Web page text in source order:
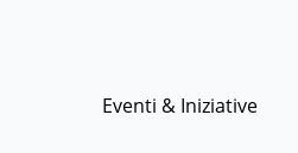
Eventi & Iniziative